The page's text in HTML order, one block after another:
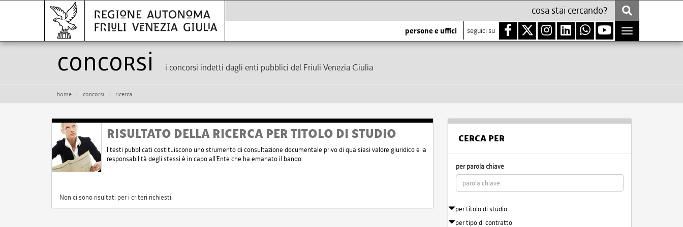
persone e uffici seguici su
Toggle
navigation
Concorsi i concorsi indetti dagli enti pubblici del Friuli Venezia Giulia
home concorsi ricerca
RISULTATO DELLA RICERCA PER TITOLO DI STUDIO
I testi pubblicati costituiscono uno strumento di consultazione documentale privo di qualsiasi valore giuridico e la
responsabilità degli stessi è in capo all'Ente che ha emanato il bando.
Non ci sono risultati per i criteri richiesti.
CERCA PER
per parola chiave
per titolo di studio
per tipo di contratto